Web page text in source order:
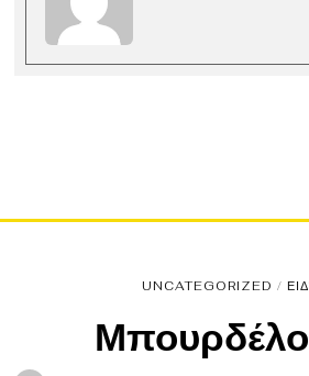
UNCATEGORIZED /